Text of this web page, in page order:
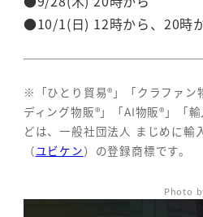
●10/1(日) 12時から、20時
※「ひとり貿易®」「クラファン
ディング物販®」「AI物販®」「
どは、一般社団法人 まじめに輸
（ユビケン）の登録商標です。
Photo